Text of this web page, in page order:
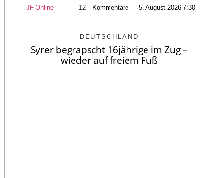
JF-Online 12 Kommentare — 5. August 2026 7:30
DEUTSCHLAND
Syrer begrapscht 16jährige im Zug –
wieder auf freiem Fuß